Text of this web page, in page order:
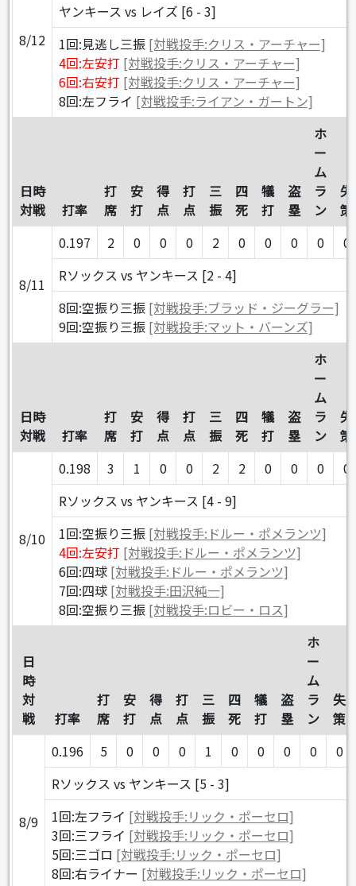
8/12
ヤンキース vs レイズ [6 - 3]
1回:見逃し三振 [対戦投手:クリス・アーチャー]
4回:左安打 [対戦投手:クリス・アーチャー]
6回:右安打 [対戦投手:クリス・アーチャー]
8回:左フライ [対戦投手:ライアン・ガートン]
日時
対戦
打率
打
席
安
打
得
点
打
点
三
振
四
死
犠
打
盗
塁
ホ
ー
ム
ラ
ン
失
策
8/11
0.197 2 0 0 0 2 0 0 0 0
0
Rソックス vs ヤンキース [2 - 4]
8回:空振り三振 [対戦投手:ブラッド・ジーグラー]
9回:空振り三振 [対戦投手:マット・バーンズ]
日時
対戦
打率
打
席
安
打
得
点
打
点
三
振
四
死
犠
打
盗
塁
ホ
ー
ム
ラ
ン
失
策
8/10
0.198 3 1 0 0 2 2 0 0 0
0
Rソックス vs ヤンキース [4 - 9]
1回:空振り三振 [対戦投手:ドルー・ポメランツ]
4回:左安打 [対戦投手:ドルー・ポメランツ]
6回:四球 [対戦投手:ドルー・ポメランツ]
7回:四球 [対戦投手:田沢純一]
8回:空振り三振 [対戦投手:ロビー・ロス]
日
時
対
戦
打率
打
席
安
打
得
点
打
点
三
振
四
死
犠
打
盗
塁
ホ
ー
ム
ラ
ン
失
策
8/9
0.196 5 0 0 0 1 0 0 0 0
0
Rソックス vs ヤンキース [5 - 3]
1回:左フライ [対戦投手:リック・ポーセロ]
3回:三フライ [対戦投手:リック・ポーセロ]
5回:三ゴロ [対戦投手:リック・ポーセロ]
8回:右ライナー [対戦投手:リック・ポーセロ]